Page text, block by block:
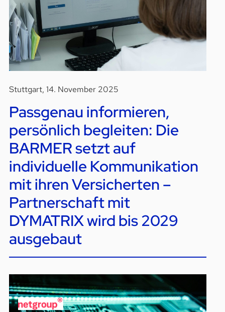
Stuttgart, 14. November 2025
Passgenau informieren,
persönlich begleiten: Die
BARMER setzt auf
individuelle Kommunikation
mit ihren Versicherten –
Partnerschaft mit
DYMATRIX wird bis 2029
ausgebaut